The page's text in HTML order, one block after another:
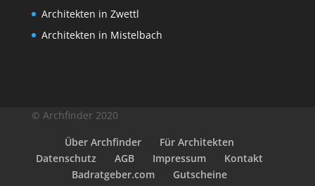
Architekten in Zwettl
Architekten in Mistelbach
© Archfinder 2020
Über Archfinder
Für Architekten
Datenschutz
AGB Impressum
Kontakt
Badratgeber.com
Gutscheine